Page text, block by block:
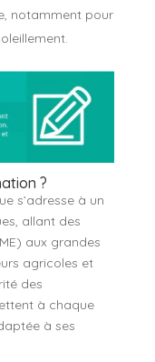
notamment pour
?
s’adresse à un
allant des
aux grandes
agricoles et
des
à chaque
à ses